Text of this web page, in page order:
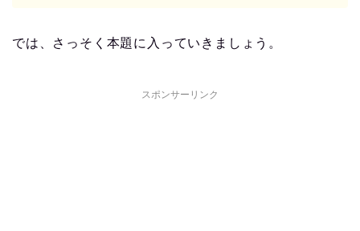
では、さっそく本題に入っていきましょう。
スポンサーリンク